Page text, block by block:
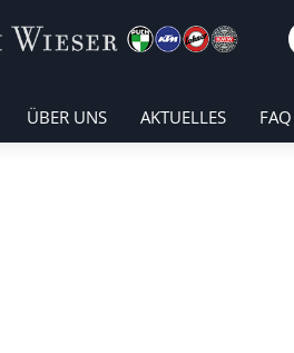
ÜBER UNS AKTUELLES FAQ